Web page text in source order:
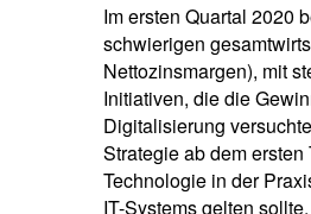
Im ersten Quartal 2020
schwierigen
Nettozinsmargen), mit
Initiativen, die die
Digitalisierung
Strategie ab dem
Technologie in der
IT-Systems gelten